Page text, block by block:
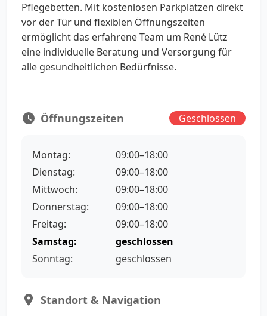
Pflegebetten. Mit kostenlosen Parkplätzen direkt
vor der Tür und flexiblen Öffnungszeiten
ermöglicht das erfahrene Team um René Lütz
eine individuelle Beratung und Versorgung für
alle gesundheitlichen Bedürfnisse.
Öffnungszeiten Geschlossen
Montag:
09:00–18:00
Dienstag:
09:00–18:00
Mittwoch:
09:00–18:00
Donnerstag:
09:00–18:00
Freitag:
09:00–18:00
Samstag:
geschlossen
Sonntag:
geschlossen
Standort & Navigation